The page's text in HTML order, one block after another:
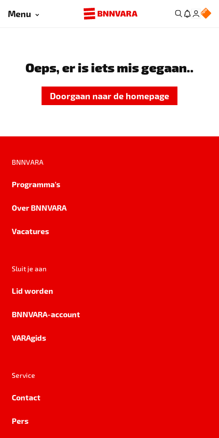
Menu
Oeps, er is iets mis gegaan..
Doorgaan naar de homepage
BNNVARA
Programma's
Over BNNVARA
Vacatures
Sluit je aan
Lid worden
BNNVARA-account
VARAgids
Service
Contact
Pers